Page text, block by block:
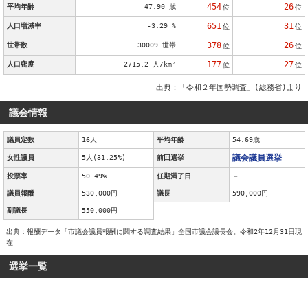
平均年齢 47.90 歳 454 位 26 位
人口増減率 -3.29 % 651 位 31 位
世帯数 30009 世帯 378 位 26 位
人口密度 2715.2 人/km² 177 位 27 位
出典：「令和２年国勢調査」(総務省)より
議会情報
議員定数 16人 平均年齢 54.69歳
女性議員 5人(31.25%) 前回選挙 議会議員選挙
投票率 50.49% 任期満了日 －
議員報酬 530,000円 議長 590,000円
副議長 550,000円
出典：報酬データ「市議会議員報酬に関する調査結果」全国市議会議長会。令和2年12月31日現
在
選挙一覧